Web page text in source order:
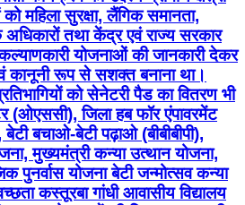
महिला सुरक्षा, लैंगिक समानता,
अधिकारों तथा केंद्र एवं राज्य सरकार
योजनाओं की जानकारी देकर
कानूनी रूप से सशक्त बनाना था।
को सेनेटरी पैड का वितरण भी
(ओएससी), जिला हब फॉर एंपावरमेंट
बचाओ-बेटी पढ़ाओ (बीबीबीपी),
मुख्यमंत्री कन्या उत्थान योजना,
पुनर्वास योजना बेटी जन्मोत्सव कन्या
कस्तूरबा गांधी आवासीय विद्यालय